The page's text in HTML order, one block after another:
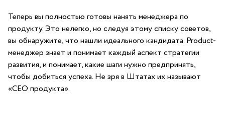
Теперь вы полностью готовы нанять менеджера по
продукту. Это нелегко, но следуя этому списку советов,
вы обнаружите, что нашли идеального кандидата. Product-
менеджер знает и понимает каждый аспект стратегии
развития, и понимает, какие шаги нужно предпринять,
чтобы добиться успеха. Не зря в Штатах их называют
«CEO продукта».